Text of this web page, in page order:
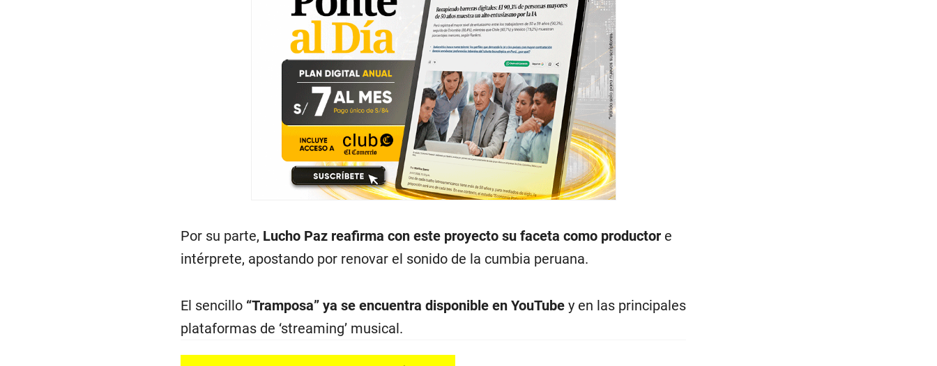
Por su parte, Lucho Paz reafirma con este proyecto su faceta como productore
intérprete, apostando por renovar el sonido de la cumbia peruana.
El sencillo“Tramposa” ya se encuentra disponible en YouTube y en las principales
plataformas de ‘streaming’ musical.